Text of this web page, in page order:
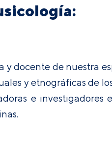
docente de nuestra
y etnográficas de
e investigadores